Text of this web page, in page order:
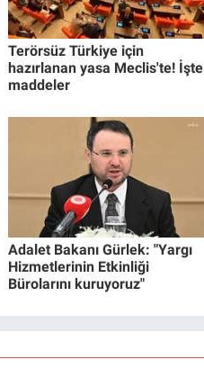
Terörsüz Türkiye için
hazırlanan yasa Meclis'te! İşte
maddeler
Adalet Bakanı Gürlek: "Yargı
Hizmetlerinin Etkinliği
Bürolarını kuruyoruz"